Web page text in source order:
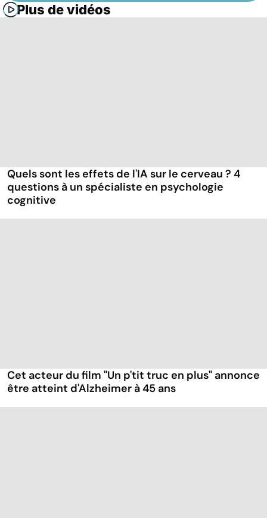
Plus de vidéos
Quels sont les effets de l'IA sur le cerveau ? 4
questions à un spécialiste en psychologie
cognitive
Cet acteur du film "Un p'tit truc en plus" annonce
être atteint d'Alzheimer à 45 ans